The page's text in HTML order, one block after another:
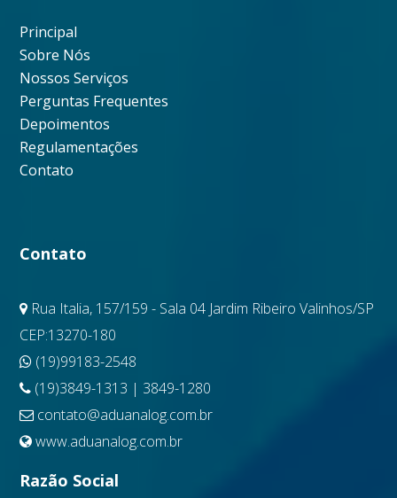
Principal
Sobre Nós
Nossos Serviços
Perguntas Frequentes
Depoimentos
Regulamentações
Contato
Contato
Rua Italia, 157/159 - Sala 04 Jardim Ribeiro Valinhos/SP
CEP:13270-180
(19)99183-2548
(19)3849-1313 | 3849-1280
contato@aduanalog.com.br
www.aduanalog.com.br
Razão Social